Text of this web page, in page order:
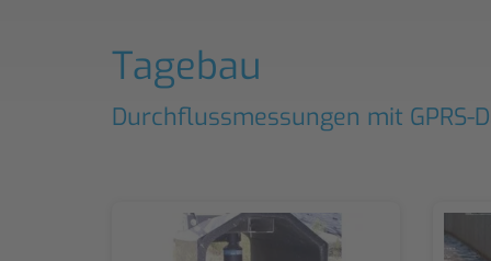
Case Studies
Anwendungsbeispiele
Wasserversorgung
Know-How
Partner und Verbände
Geschichte
Tagebau
Durchflussmessungen mit